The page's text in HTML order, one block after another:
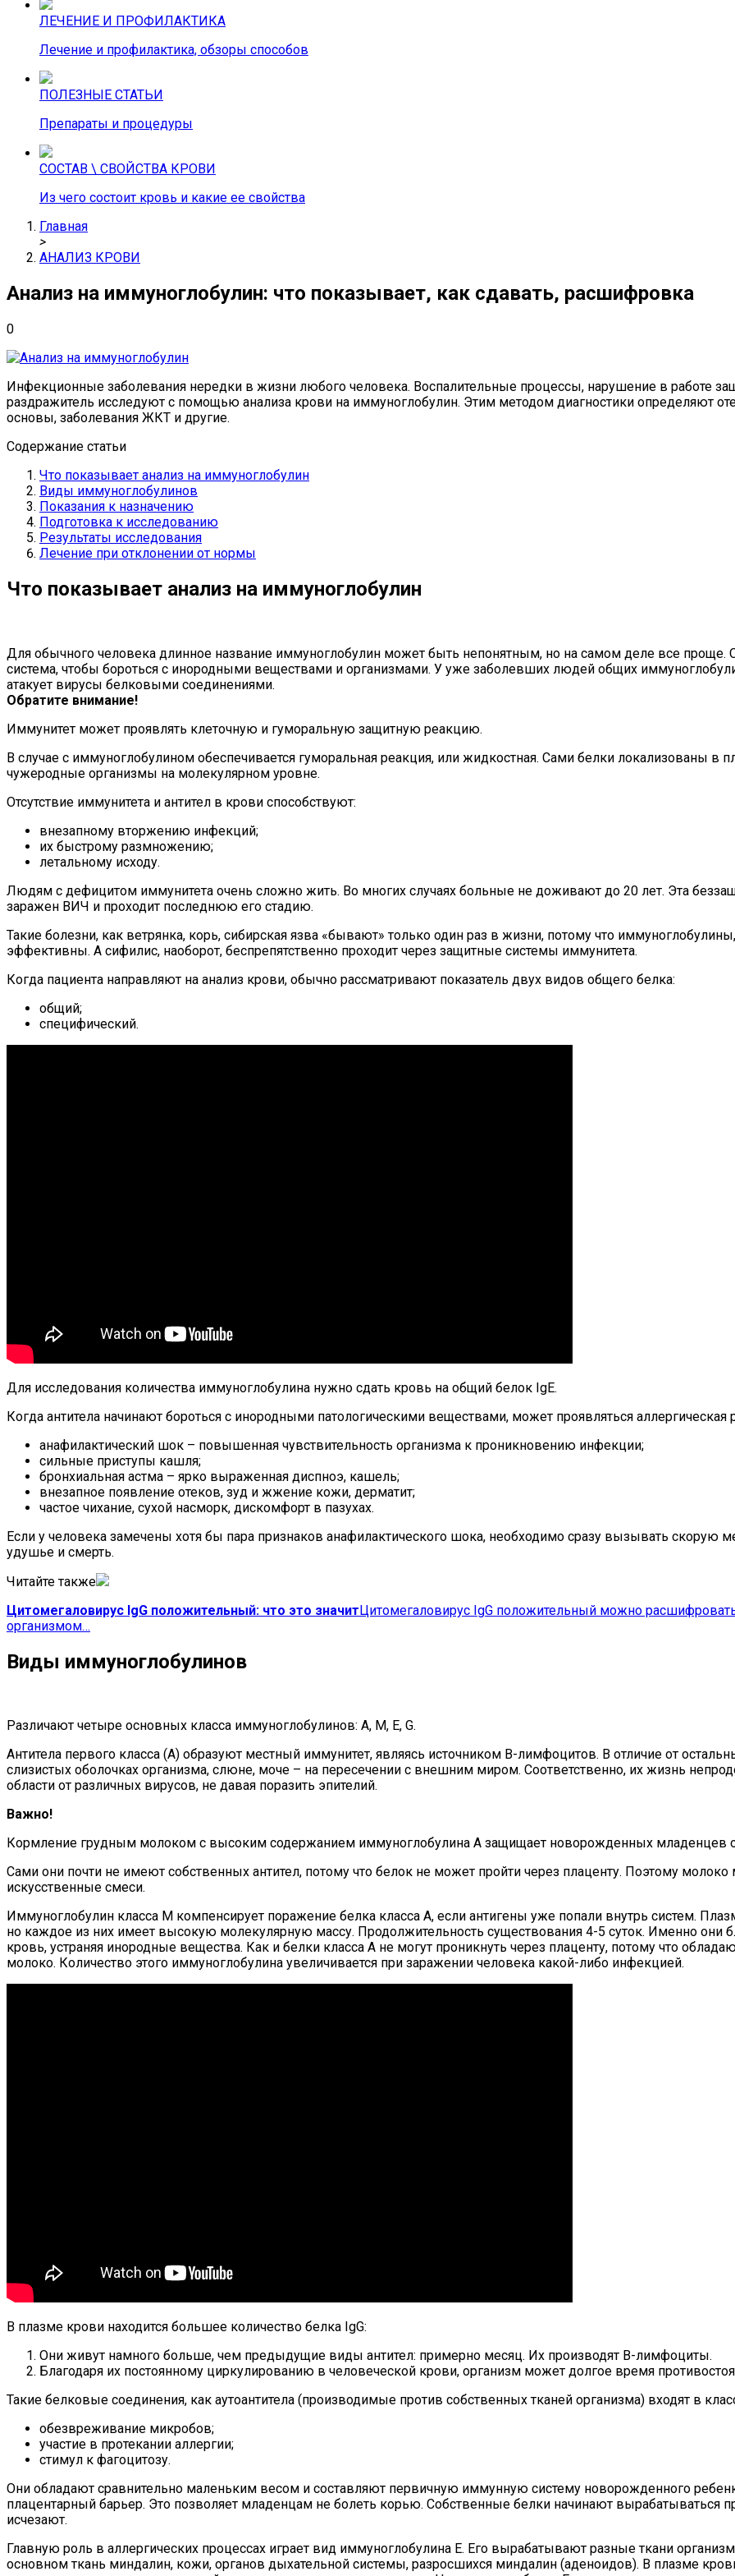
ЛЕЧЕНИЕ И ПРОФИЛАКТИКА
Лечение и профилактика, обзоры способов
ПОЛЕЗНЫЕ СТАТЬИ
Препараты и процедуры
СОСТАВ \ СВОЙСТВА КРОВИ
Из чего состоит кровь и какие ее свойства
Главная
>
АНАЛИЗ КРОВИ
Анализ на иммуноглобулин: что показывает, как сдавать, расшифровка
0
Инфекционные заболевания нередки в жизни любого человека. Воспалительные процессы, нарушение в работе
раздражитель исследуют с помощью анализа крови на иммуноглобулин. Этим методом диагностики определяют
основы, заболевания ЖКТ и другие.
Содержание статьи
Что показывает анализ на иммуноглобулин
Виды иммуноглобулинов
Показания к назначению
Подготовка к исследованию
Результаты исследования
Лечение при отклонении от нормы
Что показывает анализ на иммуноглобулин
Для обычного человека длинное название иммуноглобулин может быть непонятным, но на самом деле все проще.
система, чтобы бороться с инородными веществами и организмами. У уже заболевших людей общих
атакует вирусы белковыми соединениями.
Обратите внимание!
Иммунитет может проявлять клеточную и гуморальную защитную реакцию.
В случае с иммуноглобулином обеспечивается гуморальная реакция, или жидкостная. Сами белки локализованы в
чужеродные организмы на молекулярном уровне.
Отсутствие иммунитета и антител в крови способствуют:
внезапному вторжению инфекций;
их быстрому размножению;
летальному исходу.
Людям с дефицитом иммунитета очень сложно жить. Во многих случаях больные не доживают до 20 лет. Эта
заражен ВИЧ и проходит последнюю его стадию.
Такие болезни, как ветрянка, корь, сибирская язва «бывают» только один раз в жизни, потому что
эффективны. А сифилис, наоборот, беспрепятственно проходит через защитные системы иммунитета.
Когда пациента направляют на анализ крови, обычно рассматривают показатель двух видов общего белка:
общий;
специфический.
Для исследования количества иммуноглобулина нужно сдать кровь на общий белок IgE.
Когда антитела начинают бороться с инородными патологическими веществами, может проявляться аллергическая
анафилактический шок – повышенная чувствительность организма к проникновению инфекции;
сильные приступы кашля;
бронхиальная астма – ярко выраженная диспноэ, кашель;
внезапное появление отеков, зуд и жжение кожи, дерматит;
частое чихание, сухой насморк, дискомфорт в пазухах.
Если у человека замечены хотя бы пара признаков анафилактического шока, необходимо сразу вызывать
удушье и смерть.
Читайте также
Цитомегаловирус IgG положительный: что это значитЦитомегаловирус IgG положительный можно
организмом…
Виды иммуноглобулинов
Различают четыре основных класса иммуноглобулинов: A, M, E, G.
Антитела первого класса (А) образуют местный иммунитет, являясь источником В-лимфоцитов. В отличие от
слизистых оболочках организма, слюне, моче – на пересечении с внешним миром. Соответственно, их жизнь
области от различных вирусов, не давая поразить эпителий.
Важно!
Кормление грудным молоком с высоким содержанием иммуноглобулина A защищает новорожденных младенцев
Сами они почти не имеют собственных антител, потому что белок не может пройти через плаценту. Поэтому
искусственные смеси.
Иммуноглобулин класса М компенсирует поражение белка класса A, если антигены уже попали внутрь систем.
но каждое из них имеет высокую молекулярную массу. Продолжительность существования 4-5 суток. Именно
кровь, устраняя инородные вещества. Как и белки класса А не могут проникнуть через плаценту, потому что
молоко. Количество этого иммуноглобулина увеличивается при заражении человека какой-либо инфекцией.
В плазме крови находится большее количество белка IgG:
Они живут намного больше, чем предыдущие виды антител: примерно месяц. Их производят В-лимфоциты.
Благодаря их постоянному циркулированию в человеческой крови, организм может долгое время
Такие белковые соединения, как аутоантитела (производимые против собственных тканей организма) входят в
обезвреживание микробов;
участие в протекании аллергии;
стимул к фагоцитозу.
Они обладают сравнительно маленьким весом и составляют первичную иммунную систему новорожденного
плацентарный барьер. Это позволяет младенцам не болеть корью. Собственные белки начинают вырабатываться
исчезают.
Главную роль в аллергических процессах играет вид иммуноглобулина E. Его вырабатывают разные ткани
основном ткань миндалин, кожи, органов дыхательной системы, разросшихся миндалин (аденоидов). В плазме